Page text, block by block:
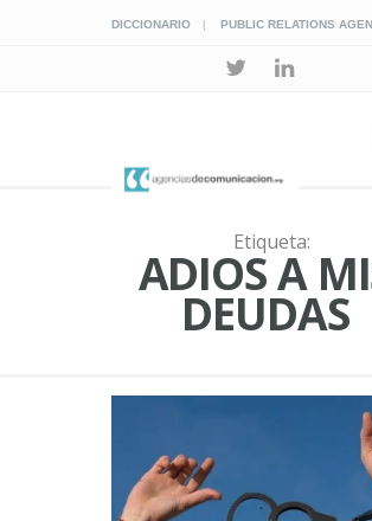
DICCIONARIO PUBLIC RELATIONS
Etiqueta:
ADIOS A
DEUDAS